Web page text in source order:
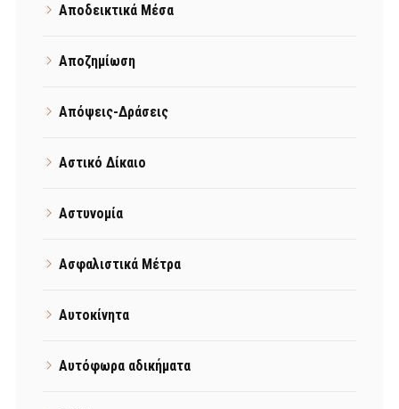
Αποδεικτικά Μέσα
Αποζημίωση
Απόψεις-Δράσεις
Αστικό Δίκαιο
Αστυνομία
Ασφαλιστικά Μέτρα
Αυτοκίνητα
Αυτόφωρα αδικήματα